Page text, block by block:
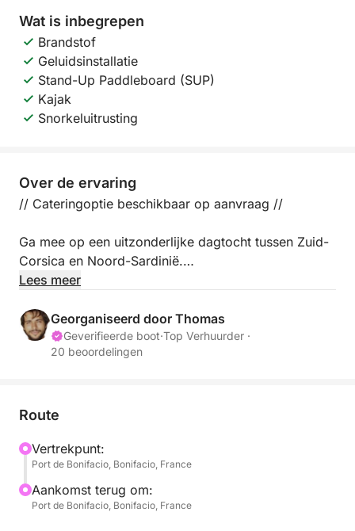
Wat is inbegrepen
Brandstof
Geluidsinstallatie
Stand-Up Paddleboard (SUP)
Kajak
Snorkeluitrusting
Over de ervaring
// Cateringoptie beschikbaar op aanvraag //
Ga mee op een uitzonderlijke dagtocht tussen Zuid-
Corsica en Noord-Sardinië.
nabijgelegen havens (bijv. Figari).
We kunnen u ook ophalen of afzetten in een
uitgeruste zeilboot van een elegante en stille cruise
naar afgelegen baaien met kristalhelder water, die
alleen over zee bereikbaar zijn.
Lees meer
Georganiseerd door Thomas
Geverifieerde boot·Top Verhuurder ·
20 beoordelingen
Route
Vertrekpunt:
Port de Bonifacio, Bonifacio, France
Aankomst terug om:
Port de Bonifacio, Bonifacio, France